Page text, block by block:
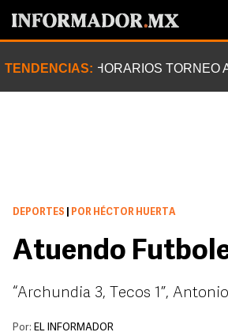
TENDENCIAS: HORARIOS TORNEO
DEPORTES POR HÉCTOR HUERTA
Atuendo
“Archundia 3, Tecos 1”,
Por: EL INFORMADOR